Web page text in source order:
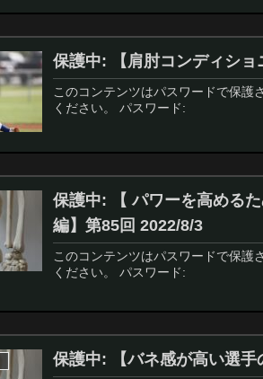
保護中: 【肩肘コンディシ
このコンテンツはパスワードで保護
ください。 パスワード:
保護中: 【 パワーを高める
編】第85回 2022/8/3
このコンテンツはパスワードで保護
ください。 パスワード:
保護中: 【バネ感が高い選